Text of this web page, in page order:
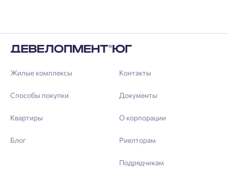
Жилые комплексы
Способы покупки
Квартиры
Блог
Контакты
Документы
О корпорации
Риелторам
Подрядчикам